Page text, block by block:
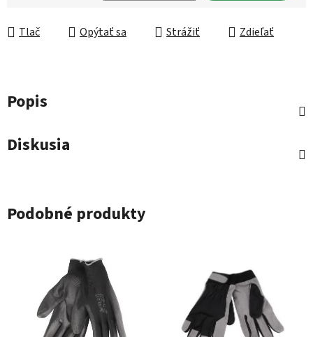
Tlač Opýtať sa Strážiť Zdieľať
Popis
Diskusia
Podobné produkty